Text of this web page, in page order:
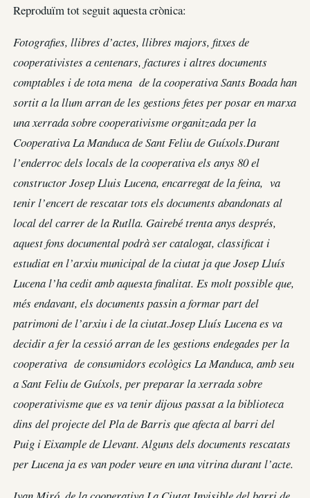
Reproduïm tot seguit aquesta crònica:
Fotografies, llibres d’actes, llibres majors, fitxes de
cooperativistes a centenars, factures i altres documents
comptables i de tota mena de la cooperativa Sants Boada han
sortit a la llum arran de les gestions fetes per posar en marxa
una xerrada sobre cooperativisme organitzada per la
Cooperativa La Manduca de Sant Feliu de Guíxols.Durant
l’enderroc dels locals de la cooperativa els anys 80 el
constructor Josep Lluis Lucena, encarregat de la feina, va
tenir l’encert de rescatar tots els documents abandonats al
local del carrer de la Rutlla. Gairebé trenta anys després,
aquest fons documental podrà ser catalogat, classificat i
estudiat en l’arxiu municipal de la ciutat ja que Josep Lluís
Lucena l’ha cedit amb aquesta finalitat. Es molt possible que,
més endavant, els documents passin a formar part del
patrimoni de l’arxiu i de la ciutat.Josep Lluís Lucena es va
decidir a fer la cessió arran de les gestions endegades per la
cooperativa de consumidors ecològics La Manduca, amb seu
a Sant Feliu de Guíxols, per preparar la xerrada sobre
cooperativisme que es va tenir dijous passat a la biblioteca
dins del projecte del Pla de Barris que afecta al barri del
Puig i Eixample de Llevant. Alguns dels documents rescatats
per Lucena ja es van poder veure en una vitrina durant l’acte.